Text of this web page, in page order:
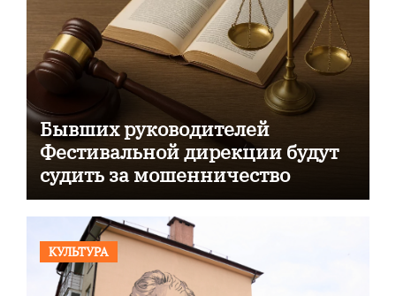
Бывших руководителей
Фестивальной дирекции будут
судить за мошенничество
КУЛЬТУРА